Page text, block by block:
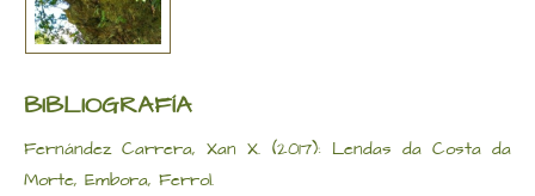
BIBLIOGRAFÍA
Fernández Carrera, Xan X. (2017): Lendas da Costa da
Morte, Embora, Ferrol.